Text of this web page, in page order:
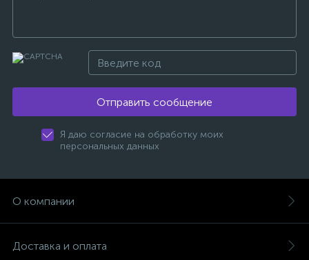
Отправить сообщение
Я даю согласие на обработку моих
персональных данных
О компании
Доставка и оплата